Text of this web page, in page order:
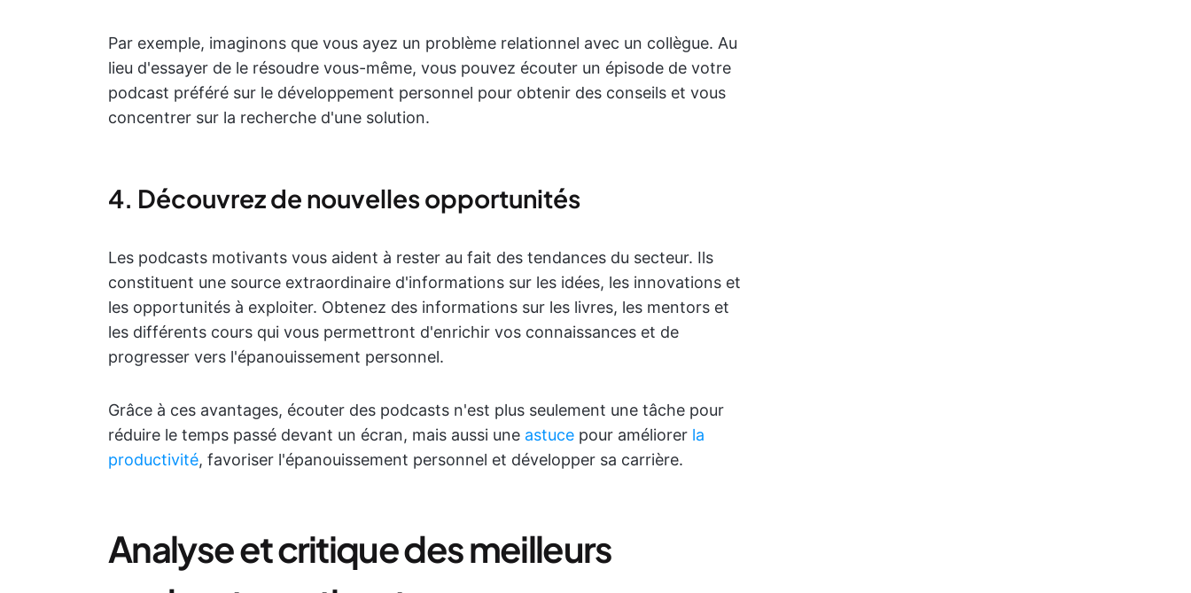
Par exemple, imaginons que vous ayez un problème relationnel avec un collègue. Au
lieu d'essayer de le résoudre vous-même, vous pouvez écouter un épisode de votre
podcast préféré sur le développement personnel pour obtenir des conseils et vous
concentrer sur la recherche d'une solution.
4. Découvrez de nouvelles opportunités
Les podcasts motivants vous aident à rester au fait des tendances du secteur. Ils
constituent une source extraordinaire d'informations sur les idées, les innovations et
les opportunités à exploiter. Obtenez des informations sur les livres, les mentors et
les différents cours qui vous permettront d'enrichir vos connaissances et de
progresser vers l'épanouissement personnel.
Grâce à ces avantages, écouter des podcasts n'est plus seulement une tâche pour
réduire le temps passé devant un écran, mais aussi une astuce pour améliorer la
productivité, favoriser l'épanouissement personnel et développer sa carrière.
Analyse et critique des meilleurs